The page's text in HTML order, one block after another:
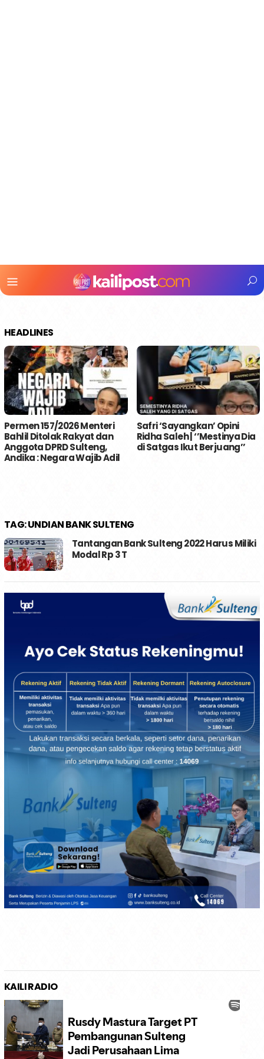
Mobile
HEADLINES
Permen 157/2026 Menteri
Bahlil Ditolak Rakyat dan
Anggota DPRD Sulteng,
Andika : Negara Wajib Adil
Safri ‘Sayangkan’ Opini
Ridha Saleh | ‘’Mestinya Dia
di Satgas Ikut Berjuang’’
TAG:UNDIAN BANK SULTENG
Tantangan Bank Sulteng 2022 Harus Miliki
Modal Rp 3 T
KAILI RADIO